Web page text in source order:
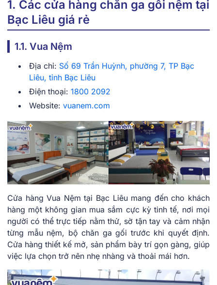
1. Các cửa hàng chăn ga gối nệm tại
Bạc Liêu giá rẻ
1.1. Vua Nệm
Địa chỉ: Số 69 Trần Huỳnh, phường 7, TP Bạc
Liêu, tỉnh Bạc Liêu
Điện thoại: 1800 2092
Website: vuanem.com
Cửa hàng Vua Nệm tại Bạc Liêu mang đến cho khách
hàng một không gian mua sắm cực kỳ tinh tế, nơi mọi
người có thể trực tiếp nằm thử, sờ tận tay và cảm nhận
từng mẫu nệm, bộ chăn ga gối trước khi quyết định.
Cửa hàng thiết kế mở, sản phẩm bày trí gọn gàng, giúp
việc lựa chọn trở nên nhẹ nhàng và thoải mái hơn.